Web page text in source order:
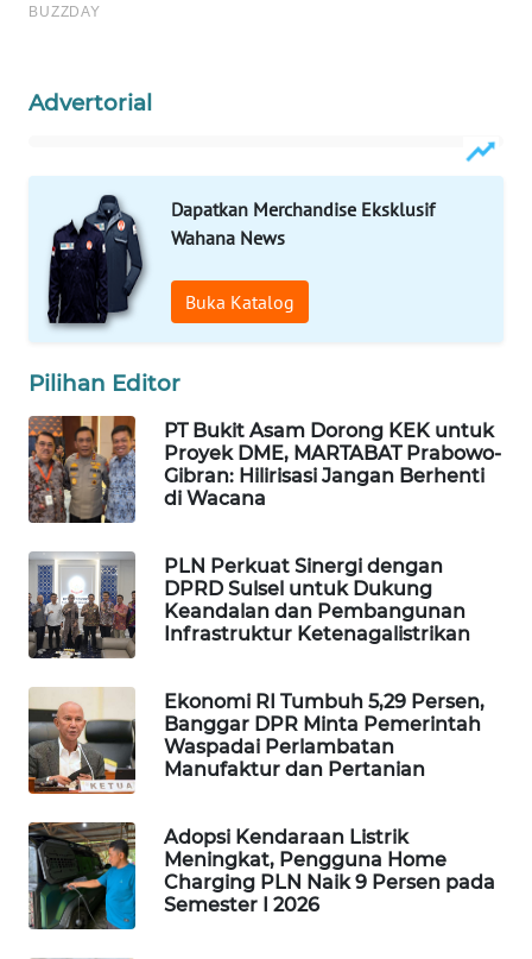
Advertorial
Dapatkan Merchandise Eksklusif
Wahana News
Buka Katalog
Pilihan Editor
PT Bukit Asam Dorong KEK untuk
Proyek DME, MARTABAT Prabowo-
Gibran: Hilirisasi Jangan Berhenti
di Wacana
PLN Perkuat Sinergi dengan
DPRD Sulsel untuk Dukung
Keandalan dan Pembangunan
Infrastruktur Ketenagalistrikan
Ekonomi RI Tumbuh 5,29 Persen,
Banggar DPR Minta Pemerintah
Waspadai Perlambatan
Manufaktur dan Pertanian
Adopsi Kendaraan Listrik
Meningkat, Pengguna Home
Charging PLN Naik 9 Persen pada
Semester I 2026
WAHANA
WAHANA
PERSONA
WAHANA
OTOMOTIF
HEALTH
WAHANA
DESA
WISATA
LAPAK
WAHANA
Wahana
KONSUMEN
LISTRIK
MASYARAKAT
KELISTRIKAN
WALINKI
ID